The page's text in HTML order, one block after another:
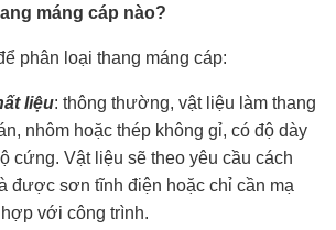
máng cáp nào?
phân loại thang máng cáp:
liệu: thông thường, vật liệu làm thang
nhôm hoặc thép không gỉ, có độ dày
cứng. Vật liệu sẽ theo yêu cầu cách
được sơn tĩnh điện hoặc chỉ cần mạ
với công trình.